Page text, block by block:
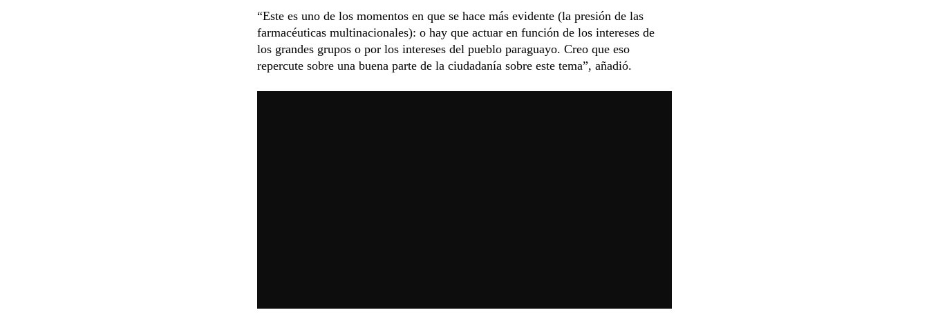
“Este es uno de los momentos en que se hace más evidente (la presión de las
farmacéuticas multinacionales): o hay que actuar en función de los intereses de
los grandes grupos o por los intereses del pueblo paraguayo. Creo que eso
repercute sobre una buena parte de la ciudadanía sobre este tema”, añadió.